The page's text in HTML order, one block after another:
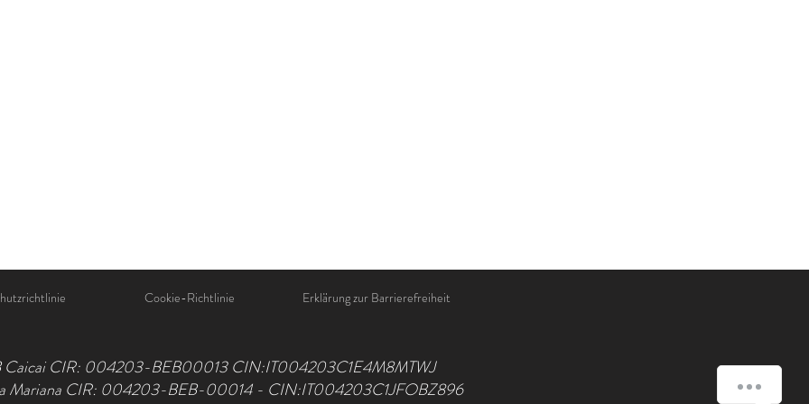
Cookie-Richtlinie Erklärung zur Barrierefreiheit
Caicai CIR: 004203-BEB00013 CIN:IT004203C1E4M8MTWJ
Mariana CIR: 004203-BEB-00014 - CIN:IT004203C1JFOBZ896